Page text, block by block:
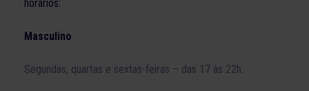
horários:
Masculino
Segundas, quartas e sextas-feiras – das 17 às 22h.